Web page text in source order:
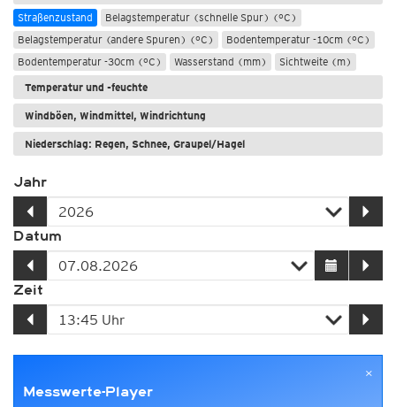
Straßenzustand
Belagstemperatur (schnelle Spur) (°C)
Belagstemperatur (andere Spuren) (°C)
Bodentemperatur -10cm (°C)
Bodentemperatur -30cm (°C)
Wasserstand (mm)
Sichtweite (m)
Temperatur und -feuchte
Windböen, Windmittel, Windrichtung
Niederschlag: Regen, Schnee, Graupel/Hagel
Jahr
Datum
Zeit
×
Messwerte-Player